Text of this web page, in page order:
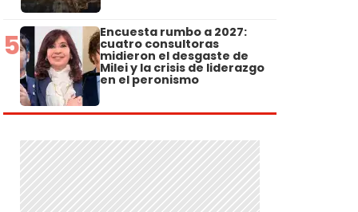
5 Encuesta rumbo a 2027:
cuatro consultoras
midieron el desgaste de
Milei y la crisis de liderazgo
en el peronismo